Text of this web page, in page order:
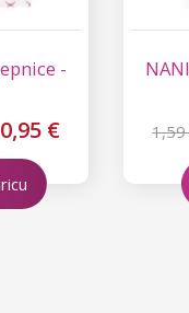
-
0,95 €